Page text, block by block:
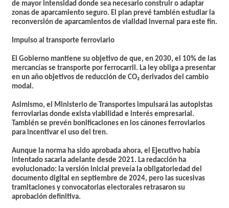
de mayor intensidad donde sea necesario construir o adaptar
zonas de aparcamiento seguro. El plan prevé también estudiar la
reconversión de aparcamientos de vialidad invernal para este fin.
Impulso al transporte ferroviario
El Gobierno mantiene su objetivo de que, en 2030, el 10% de las
mercancías se transporte por ferrocarril . La ley obliga a presentar
en un año objetivos de reducción de CO₂ derivados del cambio
modal.
Asimismo, el Ministerio de Transportes impulsará las autopistas
ferroviarias donde exista viabilidad e interés empresarial.
También se prevén bonificaciones en los cánones ferroviarios
para incentivar el uso del tren.
Aunque la norma ha sido aprobada ahora, el Ejecutivo había
intentado sacarla adelante desde 2021. La redacción ha
evolucionado: la versión inicial preveía la obligatoriedad del
documento digital en septiembre de 2024, pero las sucesivas
tramitaciones y convocatorias electorales retrasaron su
aprobación definitiva.